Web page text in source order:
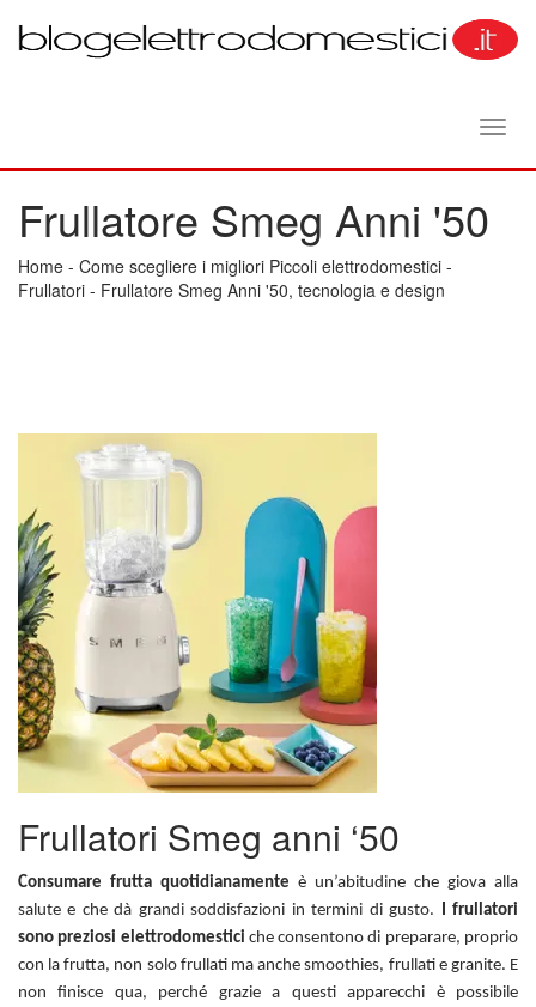
Frullatore Smeg Anni '50
Home - Come scegliere i migliori Piccoli elettrodomestici -
Frullatori - Frullatore Smeg Anni '50, tecnologia e design
Frullatori Smeg anni ‘50
Consumare frutta quotidianamente è un’abitudine che giova alla
salute e che dà grandi soddisfazioni in termini di gusto. I frullatori
sono preziosi elettrodomestici che consentono di preparare, proprio
con la frutta, non solo frullati ma anche smoothies, frullati e granite. E
non finisce qua, perché grazie a questi apparecchi è possibile